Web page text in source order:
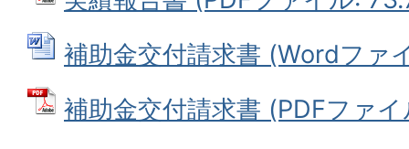
補助金交付請求書 (Wordファ
補助金交付請求書 (PDFファ